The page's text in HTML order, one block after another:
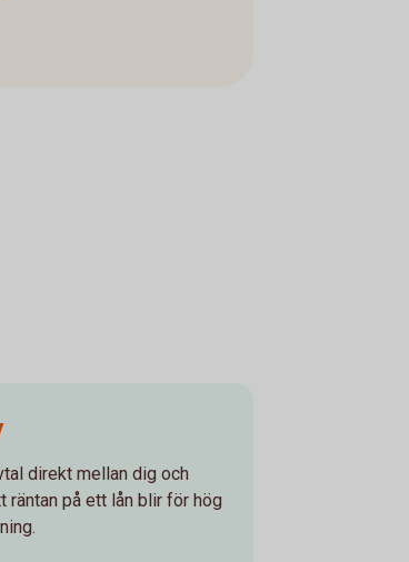
direkt mellan dig och
räntan på ett lån blir för hög